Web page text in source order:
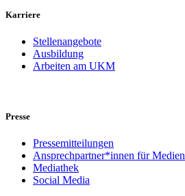
Karriere
Stellenangebote
Ausbildung
Arbeiten am UKM
Presse
Pressemitteilungen
Ansprechpartner*innen für Medien
Mediathek
Social Media